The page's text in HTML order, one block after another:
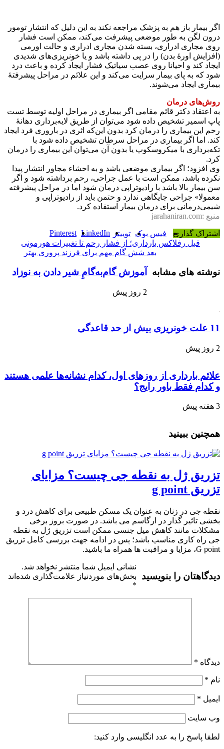
اگر بیمار باز هم به پزشک مراجعه نکند به این دلیل که انتشار تومور
درون لگن به طور موضعی پیشرفت می‌کند، ممکن است فشار
روی مجاری ادراری، بسته شدن مجاری ادراری و حالت اورمی
(افزایش اورهٔ بدن) را در پی داشته باشد و یا خونریزی‌های شدیدی
ایجاد کند و احیانا روی عصب سیاتیک فشار ایجاد کرده و باعث درد
شود که به پای بیمار سرایت می‌کند و این علائم در مراحل پیشرفتهٔ
بیماری ایجاد می‌شوند.
روش‌های درمان
به اعتقاد دکتر قائم مقامی اگر بیماری در مراحل اولیه توسط تست
پاپ‌ اسمیر تشخیص داده شود می‌توان از طریق لایه‌برداری دهانهٔ
رحم این بیماری را درمان کرد بدون این‌که اثری در باروری فرد ایجاد
کند. اما اگر بیماری در مراحل سرطان تشخیص داده شود با
تکه‌برداری با میکروسکوپ یا بدون آن می‌توان این بیماری را درمان
کرد.
وی افزود؛ اگر بیماری موضعی باشد و به احشاء مجاور انتشار پیدا
نکرده باشد، ممکن است با عمل جراحی، رحم برداشته شود و اگر
سن بیمار بالا باشد با رادیو‌تراپی درمان شود اما در مراحل پیشرفته
معمولا» جراحی جایگاهی ندارد و حتمن باید از رادیوتراپی و
شیمی‌درمانی برای درمان بیمار استفاده کرد.
منبع :jarahaniran.com
اشتراک گذاری فیس بوک توییتر LinkedIn
Pinterest
قبل رفلاکس بارداری؛ از فشار رحم تا تغییرات هورمونی
بعد شش گام مهم برای فرزند پروری بهتر
نوشته های مشابه آموزش گام‌به‌گامِ شیر دادن به نوزاد
2 روز پیش
11 علت خونریزی بیش از حد قاعدگی
2 روز پیش
علائم بارداری از روزهای اول، کدام نشانه‌ها علمی هستند
و کدام فقط باور رایج؟
3 هفته پیش
همچنین ببینید
تزریق ژل به نقطه جی چیست؟ مزایای
تزریق g point
نقطه جی در زنان به عنوان یک مسکن طبیعی برای کاهش درد و
بخشی تاثیر گذار در ارگاسم می باشد. در صورت بروز برخی
مشکلات مانند کاهش میل جنسی ممکن است تزریق ژل به نقطه
جی راه کاری مناسب باشد؛ پس در ادامه جهت بررسی کامل تزریق
G point، مزایا و مراقبت ها همراه ما باشید.
دیدگاهتان را بنویسید
نشانی ایمیل شما منتشر نخواهد شد.
بخش‌های موردنیاز علامت‌گذاری شده‌اند
*
دیدگاه *
نام *
ایمیل *
وب‌ سایت
لطفا پاسخ را به عدد انگلیسی وارد کنید: